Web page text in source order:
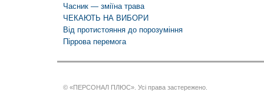
Часник — зміїна трава
ЧЕКАЮТЬ НА ВИБОРИ
Від протистояння до порозуміння
Піррова перемога
© «ПЕРСОНАЛ ПЛЮС». Усі права застережено.